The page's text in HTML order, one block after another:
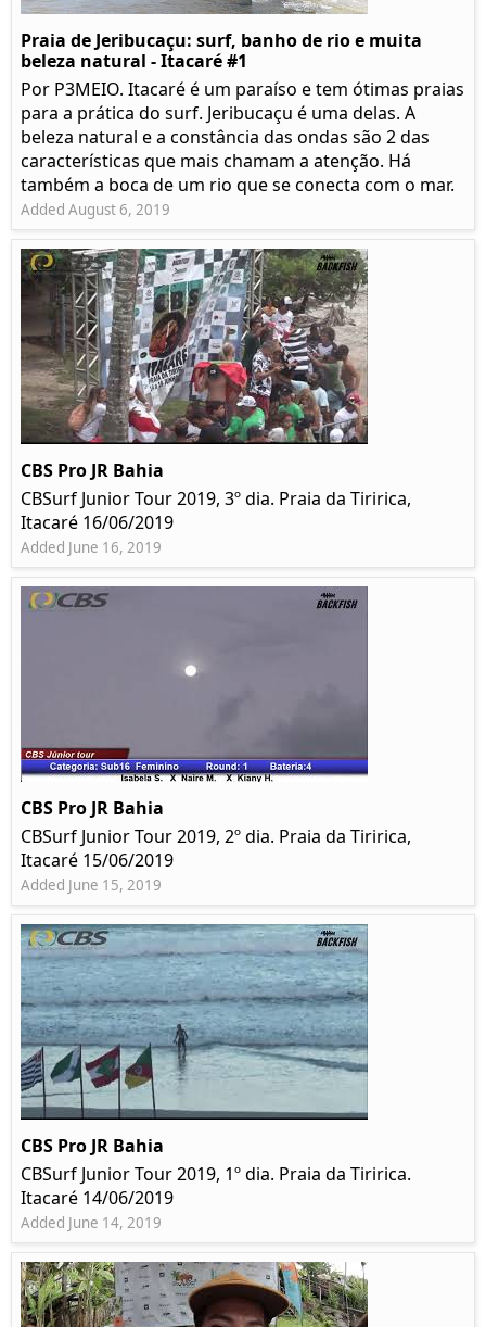
Praia de Jeribucaçu: surf, banho de rio e muita
beleza natural - Itacaré #1
Por P3MEIO. Itacaré é um paraíso e tem ótimas praias
para a prática do surf. Jeribucaçu é uma delas. A
beleza natural e a constância das ondas são 2 das
características que mais chamam a atenção. Há
também a boca de um rio que se conecta com o mar.
Added August 6, 2019
CBS Pro JR Bahia
CBSurf Junior Tour 2019, 3º dia. Praia da Tiririca,
Itacaré 16/06/2019
Added June 16, 2019
CBS Pro JR Bahia
CBSurf Junior Tour 2019, 2º dia. Praia da Tiririca,
Itacaré 15/06/2019
Added June 15, 2019
CBS Pro JR Bahia
CBSurf Junior Tour 2019, 1º dia. Praia da Tiririca.
Itacaré 14/06/2019
Added June 14, 2019